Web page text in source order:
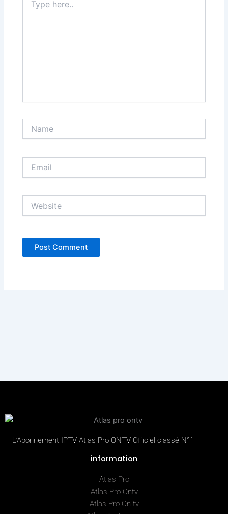
here..
L’Abonnement IPTV Atlas Pro ONTV Officiel classé N°1
information
Atlas Pro
Atlas Pro Ontv
Atlas Pro On tv